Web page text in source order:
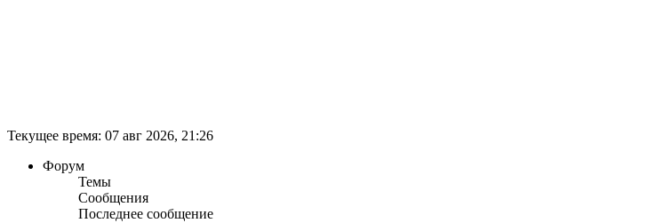
Текущее время: 07 авг 2026, 21:26
Форум
Темы
Сообщения
Последнее сообщение